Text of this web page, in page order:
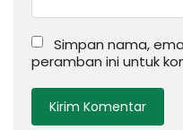
Simpan nama,
peramban ini untuk